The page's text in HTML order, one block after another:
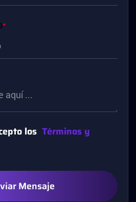
*
los Términos y
Mensaje